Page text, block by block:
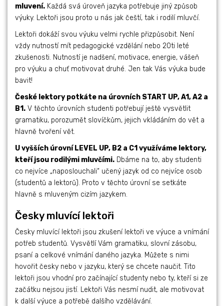
mluvení. Každá svá úroveň jazyka potřebuje jiný způsob
výuky. Lektoři jsou proto u nás jak čeští, tak i rodilí mluvčí.
Lektoři dokáží svou výuku velmi rychle přizpůsobit. Není
vždy nutností mít pedagogické vzdělání nebo 20ti leté
zkušenosti. Nutností je nadšení, motivace, energie, vášeň
pro výuku a chuť motivovat druhé. Jen tak Vás výuka bude
bavit!
České lektory potkáte na úrovních START UP, A1, A2 a
B1. V těchto úrovních studenti potřebují ještě vysvětlit
gramatiku, porozumět slovíčkům, jejich vkládáním do vět a
hlavně tvoření vět.
U vyšších úrovní LEVEL UP, B2 a C1 využíváme lektory,
kteří jsou rodilými mluvčími. Dbáme na to, aby studenti
co nejvíce „naposlouchali“ učený jazyk od co nejvíce osob
(studentů a lektorů). Proto v těchto úrovní se setkáte
hlavně s mluveným cizím jazykem.
Česky mluvící lektoři
Česky mluvící lektoři jsou zkušení lektoři ve výuce a vnímání
potřeb studentů. Vysvětlí Vám gramatiku, slovní zásobu,
psaní a celkové vnímání daného jazyka. Můžete s nimi
hovořit česky nebo v jazyku, který se chcete naučit. Tito
lektoři jsou vhodní pro začínající studenty nebo ty, kteří si ze
začátku nejsou jistí. Lektoři Vás nesmí nudit, ale motivovat
k další výuce a potřebě dalšího vzdělávání.